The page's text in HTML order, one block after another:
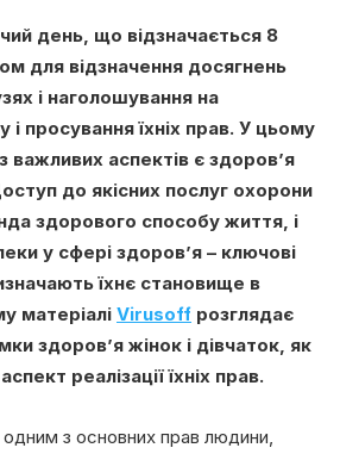
день, що відзначається 8
для відзначення досягнень
і наголошування на
і просування їхніх прав. У цьому
важливих аспектів є здоров’я
до якісних послуг охорони
здорового способу життя, і
у сфері здоров’я – ключові
їхнє становище в
матеріалі Virusoff розглядає
здоров’я жінок і дівчаток, як
реалізації їхніх прав.
з основних прав людини,